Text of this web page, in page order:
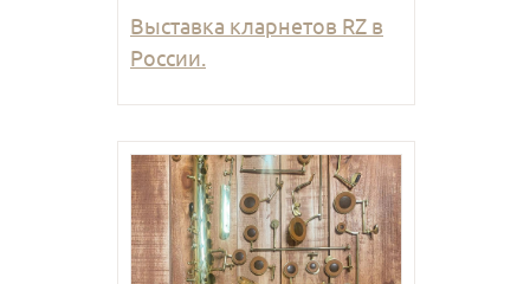
Выставка кларнетов RZ в
России.